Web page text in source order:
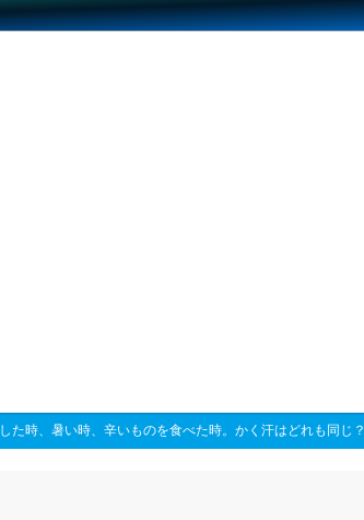
た時、暑い時、辛いものを食べた時。かく汗はどれも同じ？